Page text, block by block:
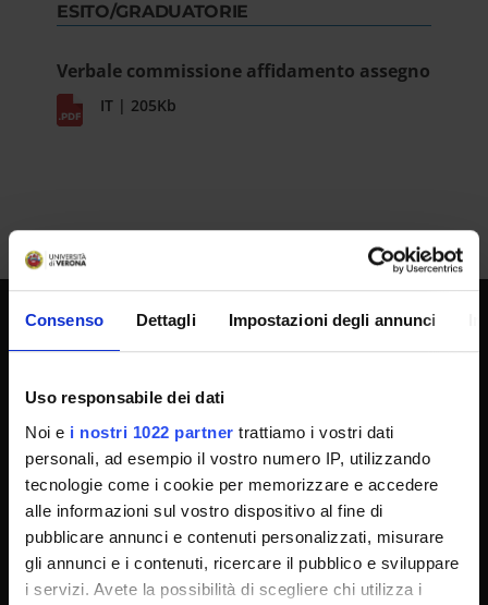
Consenso Dettagli Impostazioni degli annunci
Uso responsabile dei dati
Noi e i nostri 1022 partner trattiamo i vostri dati
personali, ad esempio il vostro numero IP, utilizzando
tecnologie come i cookie per memorizzare e accedere
alle informazioni sul vostro dispositivo al fine di
pubblicare annunci e contenuti personalizzati, misurare
gli annunci e i contenuti, ricercare il pubblico e sviluppare
i servizi. Avete la possibilità di scegliere chi utilizza i
ESITO/GRADUATORIE
Verbale commissione affidamento assegno
IT | 205Kb
SPORTELLO ATENEO
Amministrazione trasparente
Albo Ufficiale
Concorsi
Gare di appalto
Atti di notifica